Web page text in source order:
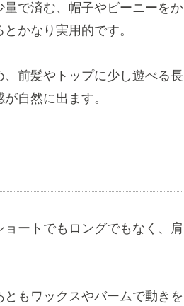
で済む、帽子やビーニーをか
かなり実用的です。
前髪やトップに少し遊べる長
自然に出ます。
ートでもロングでもなく、肩
もワックスやバームで動きを